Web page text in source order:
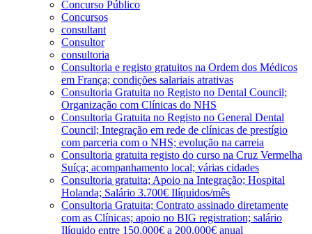
Concurso Público
Concursos
consultant
Consultor
consultoria
Consultoria e registo gratuitos na Ordem dos Médicos
em França; condições salariais atrativas
Consultoria Gratuita no Registo no Dental Council;
Organização com Clínicas do NHS
Consultoria Gratuita no Registo no General Dental
Council; Integração em rede de clínicas de prestígio
com parceria com o NHS; evolução na carreia
Consultoria gratuita registo do curso na Cruz Vermelha
Suíça; acompanhamento local; várias cidades
Consultoria gratuita; Apoio na Integração; Hospital
Holanda; Salário 3.700€ Ilíquidos/mês
Consultoria Gratuita; Contrato assinado diretamente
com as Clínicas; apoio no BIG registration; salário
Ilíquido entre 150.000€ a 200.000€ anual